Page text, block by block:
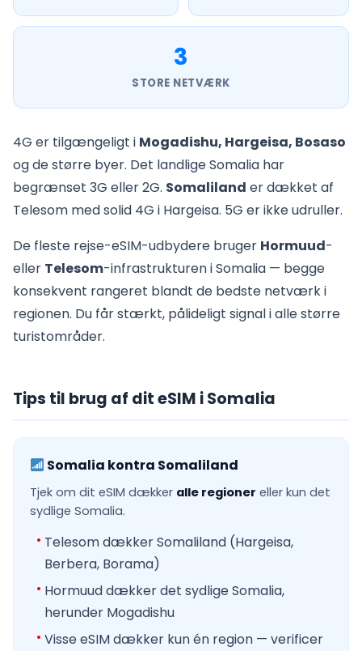
3
STORE NETVÆRK
4G er tilgængeligt i Mogadishu, Hargeisa, Bosaso
og de større byer. Det landlige Somalia har
begrænset 3G eller 2G. Somaliland er dækket af
Telesom med solid 4G i Hargeisa. 5G er ikke udruller.
De fleste rejse-eSIM-udbydere bruger Hormuud-
eller Telesom-infrastrukturen i Somalia — begge
konsekvent rangeret blandt de bedste netværk i
regionen. Du får stærkt, pålideligt signal i alle større
turistområder.
Tips til brug af dit eSIM i Somalia
Somalia kontra Somaliland
Tjek om dit eSIM dækker alle regioner eller kun det
sydlige Somalia.
Telesom dækker Somaliland (Hargeisa,
Berbera, Borama)
Hormuud dækker det sydlige Somalia,
herunder Mogadishu
Visse eSIM dækker kun én region — verificer